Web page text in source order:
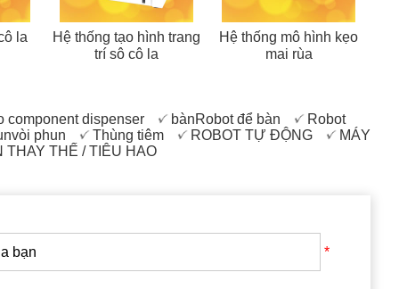
la
Hệ thống tạo hình trang
trí sô cô la
Hệ thống mô hình kẹo
mai rùa
component dispenser bànRobot để bàn
Robot
phun
Thùng tiêm ROBOT TỰ ĐỘNG
MÁY
THAY THẾ / TIÊU HAO
*